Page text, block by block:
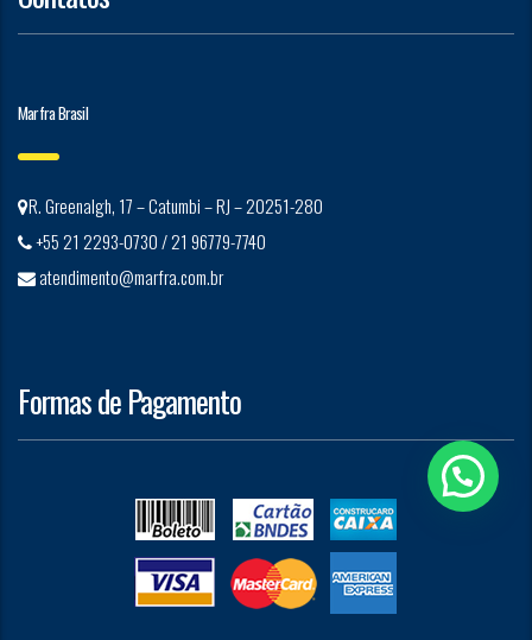
Marfra Brasil
R. Greenalgh, 17 – Catumbi – RJ – 20251-280
+55 21 2293-0730 / 21 96779-7740
atendimento@marfra.com.br
Formas de Pagamento